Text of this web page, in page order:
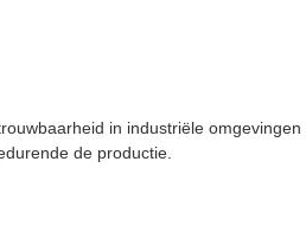
in industriële
de productie.